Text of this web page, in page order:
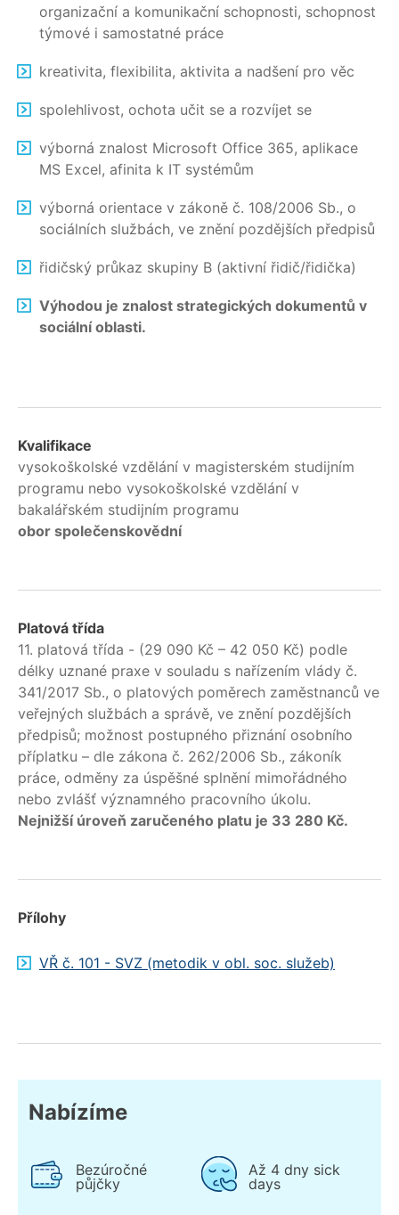
organizační a komunikační schopnosti, schopnost
týmové i samostatné práce
kreativita, flexibilita, aktivita a nadšení pro věc
spolehlivost, ochota učit se a rozvíjet se
výborná znalost Microsoft Office 365, aplikace
MS Excel, afinita k IT systémům
výborná orientace v zákoně č. 108/2006 Sb., o
sociálních službách, ve znění pozdějších předpisů
řidičský průkaz skupiny B (aktivní řidič/řidička)
Výhodou je znalost strategických dokumentů v
sociální oblasti.
Kvalifikace
vysokoškolské vzdělání v magisterském studijním
programu nebo vysokoškolské vzdělání v
bakalářském studijním programu
obor společenskovědní
Platová třída
11. platová třída - (29 090 Kč – 42 050 Kč) podle
délky uznané praxe v souladu s nařízením vlády č.
341/2017 Sb., o platových poměrech zaměstnanců ve
veřejných službách a správě, ve znění pozdějších
předpisů; možnost postupného přiznání osobního
příplatku – dle zákona č. 262/2006 Sb., zákoník
práce, odměny za úspěšné splnění mimořádného
nebo zvlášť významného pracovního úkolu.
Nejnižší úroveň zaručeného platu je 33 280 Kč.
Přílohy
VŘ č. 101 - SVZ (metodik v obl. soc. služeb)
Nabízíme
Bezúročné
půjčky
Až 4 dny sick
days